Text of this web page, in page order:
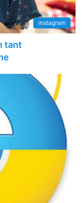
instagram
tant